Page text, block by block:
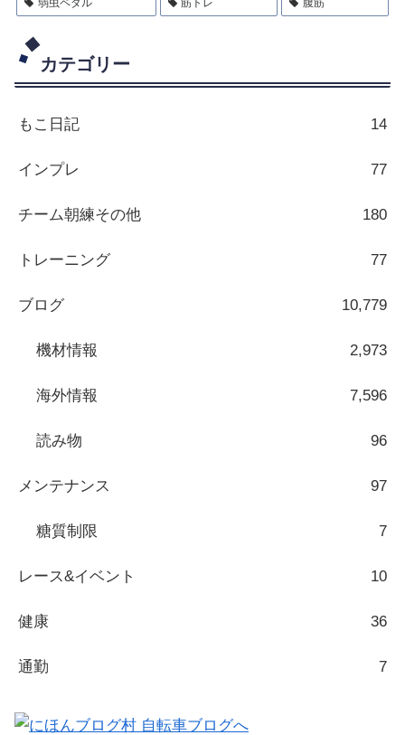
カテゴリー
もこ日記 14
インプレ 77
チーム朝練その他 180
トレーニング 77
ブログ 10,779
機材情報 2,973
海外情報 7,596
読み物 96
メンテナンス 97
糖質制限 7
レース&イベント 10
健康 36
通勤 7